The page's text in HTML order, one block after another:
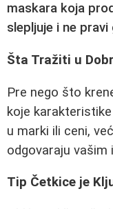
maskara koja
slepljuje i ne pravi
Šta Tražiti u
Pre nego što
koje
u marki ili ceni,
odgovaraju vašim
Tip Četkice je